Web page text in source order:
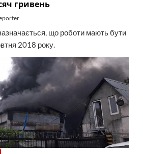
гривень
зазначається, що роботи мають бути
2018 року.